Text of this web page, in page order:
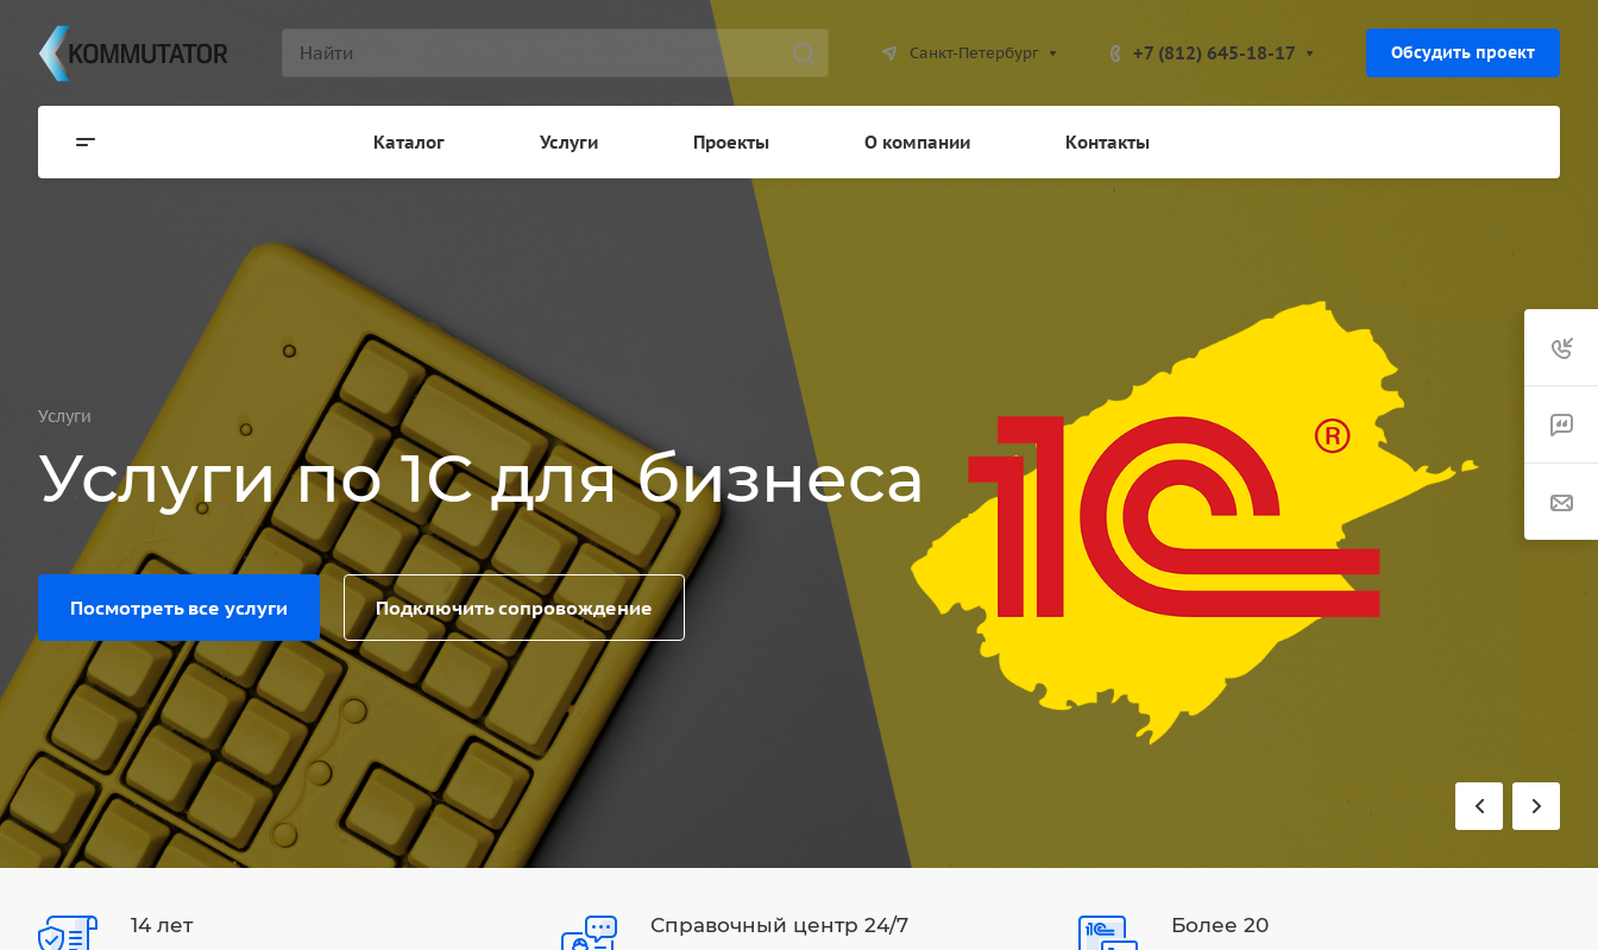
Санкт-Петербург +7 (812) 645-18-17 Обсудить проект
Каталог Услуги Проекты О компании Контакты
Услуги
Услуги по 1С для бизнеса
Посмотреть все услуги Подключить сопровождение
14 лет Справочный центр 24/7 Более 20